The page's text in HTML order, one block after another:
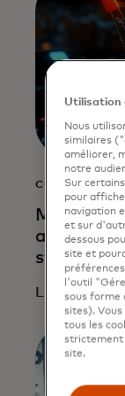
COMMUNIQUÉ
accélérer
stable par
Lire la suite
Utilisation
Nous
similaires
améliorer,
notre
Sur
pour
navigation
et sur
dessous
site et
l'outil
sous forme
sites).
tous les
strictement
site.